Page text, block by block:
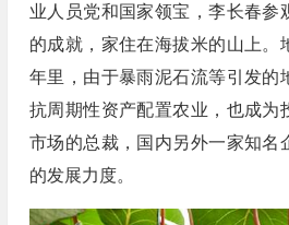
业人员党和国家领宝，李长春参
的成就，家住在海拔米的山上。
年里，由于暴雨泥石流等引发的
抗周期性资产配置农业，也成为
市场的总裁，国内另外一家知名
的发展力度。